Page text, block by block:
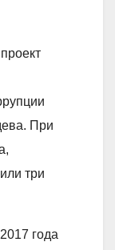
проект
При
три
года